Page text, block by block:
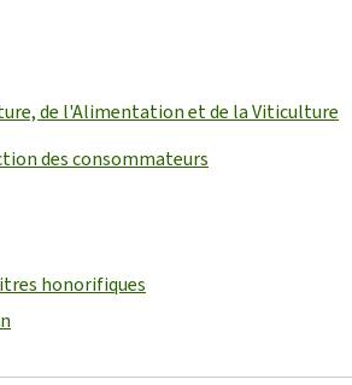
de l'Alimentation et de la Viticulture
des consommateurs
honorifiques